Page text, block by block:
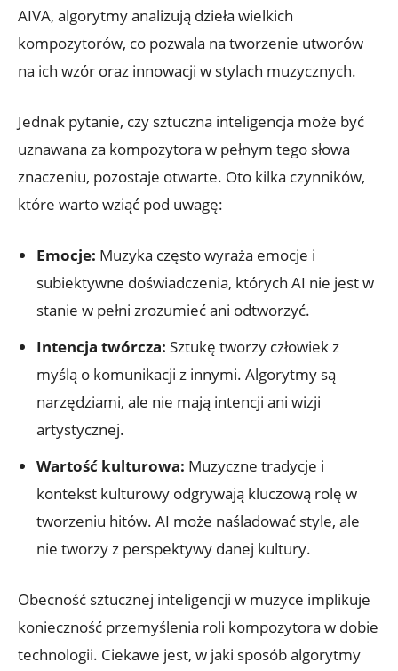
AIVA, algorytmy analizują dzieła wielkich
kompozytorów, co pozwala na tworzenie utworów
na ich wzór oraz innowacji w stylach muzycznych.
Jednak pytanie, czy sztuczna inteligencja może być
uznawana za kompozytora w pełnym tego słowa
znaczeniu, pozostaje otwarte. Oto kilka czynników,
które warto wziąć pod uwagę:
Emocje: Muzyka często wyraża emocje i
subiektywne doświadczenia, których AI nie jest w
stanie w pełni zrozumieć ani odtworzyć.
Intencja twórcza: Sztukę tworzy człowiek z
myślą o komunikacji z innymi. Algorytmy są
narzędziami, ale nie mają intencji ani wizji
artystycznej.
Wartość kulturowa: Muzyczne tradycje i
kontekst kulturowy odgrywają kluczową rolę w
tworzeniu hitów. AI może naśladować style, ale
nie tworzy z perspektywy danej kultury.
Obecność sztucznej inteligencji w muzyce implikuje
konieczność przemyślenia roli kompozytora w dobie
technologii. Ciekawe jest, w jaki sposób algorytmy